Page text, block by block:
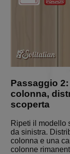
Passaggio
colonna,
scoperta
Ripeti il modello
da sinistra.
colonna e una
colonne